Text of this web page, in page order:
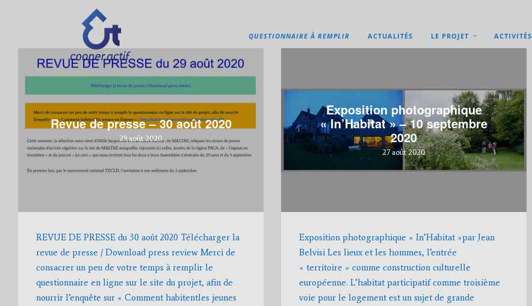
QUESTIONNAIRE À REMPLIR ACTUALITÉS LE PROJET ACTIVITÉS
Revue de presse – 30 août 2020
29 août 2020
REVUE DE PRESSE du 30 août 2020 Télécharger la
revue de presse / Download press review Merci de
consacrer un peu de votre temps à remplir le
questionnaire en ligne sur le site du projet, afin de
nourrir l’enquête sur « Comment habitentles jeunes
Exposition photographique
« In’Habitat » – 10 septembre
2020
27 août 2020
Exposition photographique « In’Habitat »par Jean
Belvisi Les lieux et les hommes, l’entrée
« territoire » comme construction culturelle
européenne. L’habitat participatif comme troisième
voie pour le logement est un sujet de grande